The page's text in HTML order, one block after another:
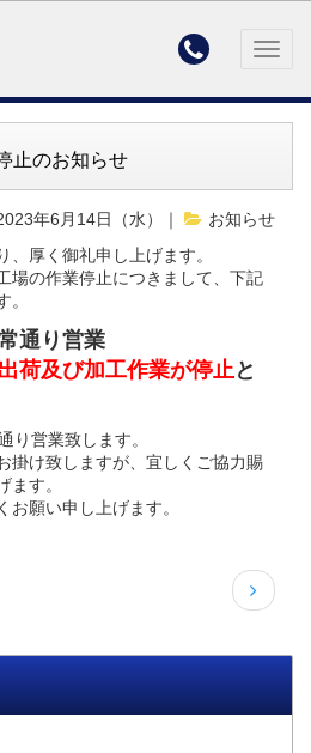

止のお知らせ
年6月14日（水）
お知らせ
厚く御礼申し上げます。
場の作業停止につきまして、下記
。
通り営業
荷及び加工作業が停止と
り営業致します。
掛け致しますが、宜しくご協力賜
ます。
お願い申し上げます。
